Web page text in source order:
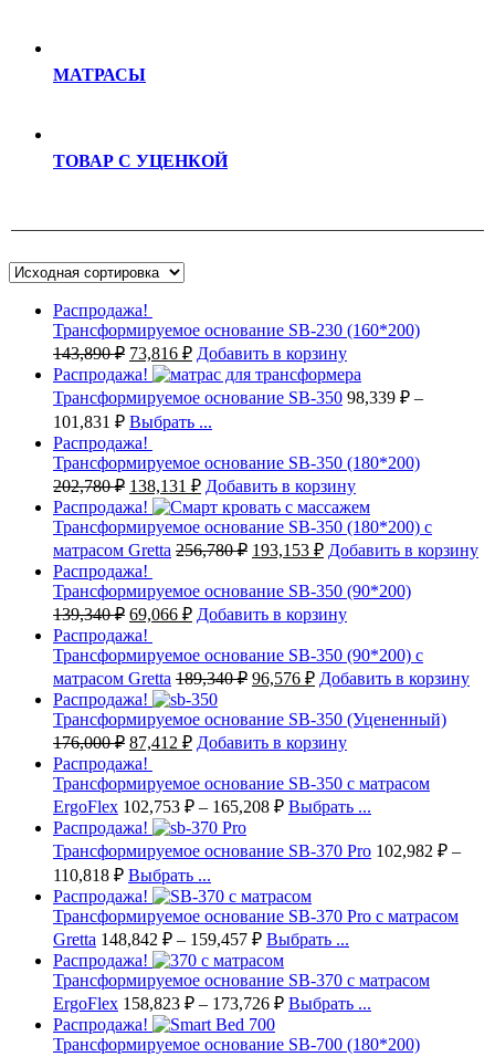
МАТРАСЫ
ТОВАР С УЦЕНКОЙ
Распродажа!
Трансформируемое основание SB-230 (160*200)
143,890₽ 73,816 ₽ Добавить в корзину
Распродажа!
Трансформируемое основание SB-350 98,339 ₽ –
101,831 ₽ Выбрать ...
Распродажа!
Трансформируемое основание SB-350 (180*200)
202,780₽ 138,131 ₽ Добавить в корзину
Распродажа!
Трансформируемое основание SB-350 (180*200) с
матрасом Gretta 256,780₽ 193,153 ₽ Добавить в корзину
Распродажа!
Трансформируемое основание SB-350 (90*200)
139,340₽ 69,066 ₽ Добавить в корзину
Распродажа!
Трансформируемое основание SB-350 (90*200) с
матрасом Gretta 189,340₽ 96,576 ₽ Добавить в корзину
Распродажа!
Трансформируемое основание SB-350 (Уцененный)
176,000₽ 87,412 ₽ Добавить в корзину
Распродажа!
Трансформируемое основание SB-350 с матрасом
ErgoFlex 102,753 ₽ – 165,208 ₽ Выбрать ...
Распродажа!
Трансформируемое основание SB-370 Pro 102,982 ₽ –
110,818 ₽ Выбрать ...
Распродажа!
Трансформируемое основание SB-370 Pro с матрасом
Gretta 148,842 ₽ – 159,457 ₽ Выбрать ...
Распродажа!
Трансформируемое основание SB-370 с матрасом
ErgoFlex 158,823 ₽ – 173,726 ₽ Выбрать ...
Распродажа!
Трансформируемое основание SB-700 (180*200)